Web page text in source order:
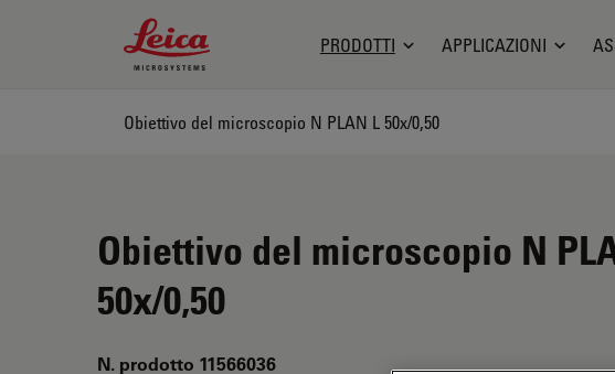
Leica Microsystems Logo
PRODOTTI APPLICAZIONI
Obiettivo del microscopio N PLAN L 50x/0,50
Obiettivo del microscopio N
50x/0,50
N. prodotto 11566036